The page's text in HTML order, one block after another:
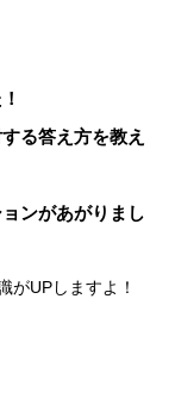
る答え方を教え
ンがあがりまし
がUPしますよ！